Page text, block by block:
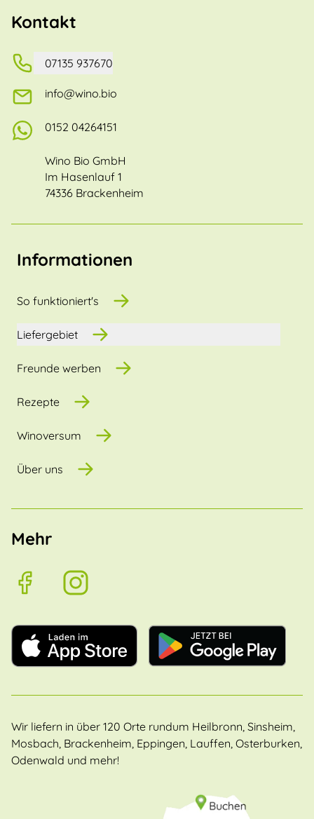
Kontakt
07135 937670
info@wino.bio
0152 04264151
Wino Bio GmbH
Im Hasenlauf 1
74336 Brackenheim
Informationen
So funktioniert's
Liefergebiet
Freunde werben
Rezepte
Winoversum
Über uns
Mehr
Wir liefern in über 120 Orte rundum Heilbronn, Sinsheim,
Mosbach, Brackenheim, Eppingen, Lauffen, Osterburken,
Odenwald und mehr!